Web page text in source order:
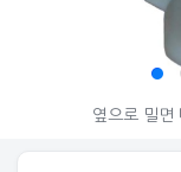
옆으로 밀면